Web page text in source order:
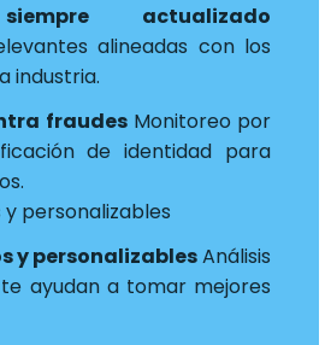
actualizado
alineadas con los
industria.
fraudesMonitoreo por
de identidad para
personalizables
y personalizablesAnálisis
ayudan a tomar mejores